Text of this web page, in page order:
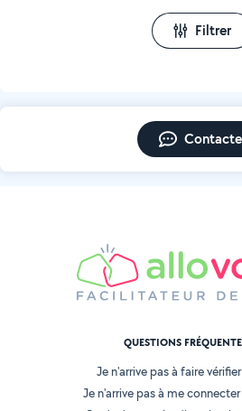
Filtrer
QUESTIONS
Je n'arrive pas à faire
Je n'arrive pas à me